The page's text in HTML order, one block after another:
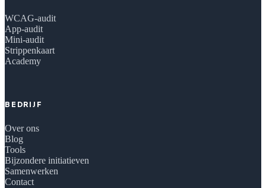
WCAG-audit
App-audit
Mini-audit
Strippenkaart
Academy
BEDRIJF
Over ons
Blog
Tools
Bijzondere initiatieven
Samenwerken
Contact